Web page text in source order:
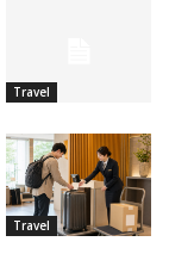
Travel
Travel